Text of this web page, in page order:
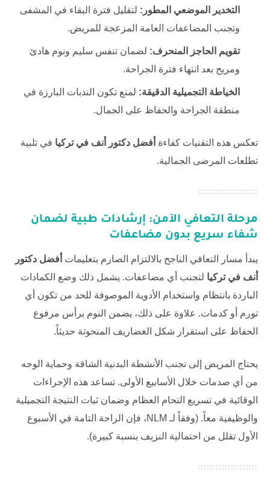
التخدير الموضعي المطور: لتقليل فترة البقاء في المشفى
وتجنب المضاعفات العامة المزعجة للمريض.
تقويم الحاجز المنحرف: لضمان تنفس سليم ونوم هادئ
ومريح بعد انتهاء فترة الجراحة.
الخياطة التجميلية الدقيقة: لمنع تكون الندبات البارزة في
منطقة الجراحة والحفاظ على الجمال.
تعكس هذه التقنيات كفاءة أفضل دكتور أنف في تركيا في تلبية
تطلعات المرضى الجمالية.
مرحلة التعافي الآمن: إرشادات طبية لضمان
شفاء سريع بدون مضاعفات
يبدأ مسار التعافي الناجح بالالتزام الصارم بتعليمات أفضل دكتور
أنف في تركيا لتجنب أي مضاعفات. يشمل ذلك وضع الكمادات
الباردة بانتظام واستخدام الأدوية الموصوفة للحد من تكون أي
تورم أو كدمات. علاوة على ذلك، يضمن النوم برأس مرفوع
الحفاظ على استقرار شكل الغضاريف المنحوتة حديثاً.
يحتاج المريض إلى تجنب الأنشطة البدنية الشاقة وحماية الوجه
من أي صدمات خلال الأسابيع الأولى. تساعد هذه الإجراءات
الوقائية في تسريع التحام العظام وضمان ثبات النتيجة التجميلية
والوظيفية معاً. (وفقاً لـ NLM، فإن الراحة التامة في الأسبوع
الأول تقلل من احتمالية النزيف بنسبة كبيرة).